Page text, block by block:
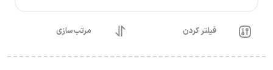
فیلتر کردن مرتب‌سازی